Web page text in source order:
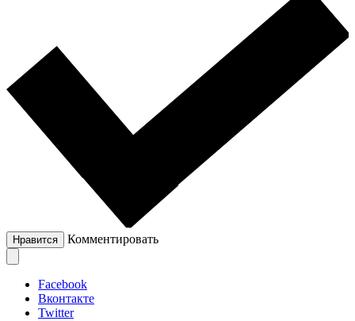
Нравится Комментировать
Facebook
Вконтакте
Twitter